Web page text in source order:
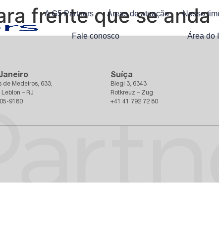
A G5 Partners Áreas de atuação Nosso
Fale conosco Área do
frente que se anda
de Medeiros, 633,
– RJ
9180
Suíça
Blegi 3, 6343
Rotkreuz – Zug
+41 41 792 72 80